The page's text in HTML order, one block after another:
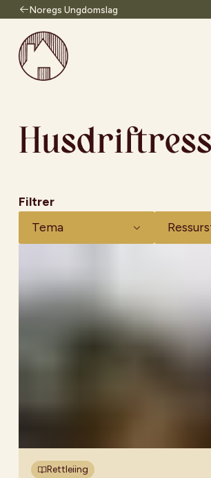
Noregs Ungdomslag
Til forsiden
Filtrer
Tema
Rettleiing